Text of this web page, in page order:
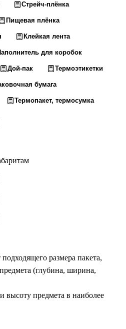
Стрейч-плёнка
Пищевая плёнка
Клейкая лента
для коробок
Дой-пак Термоэтикетки
бумага
Термопакет, термосумка
размера пакета,
(глубина, ширина,
высоту предмета в наиболее